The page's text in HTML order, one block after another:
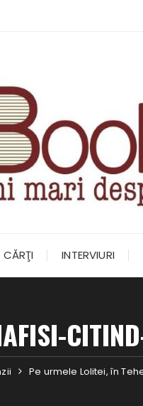
CĂRŢI INTERVIURI
Pe urmele Lolitei, în